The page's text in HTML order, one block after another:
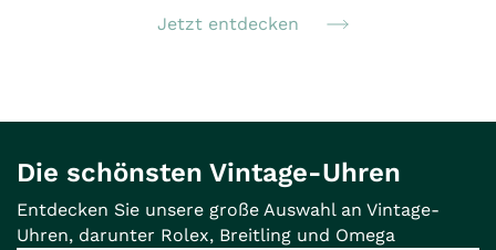
Jetzt entdecken
Die schönsten Vintage-Uhren
Entdecken Sie unsere große Auswahl an Vintage-
Uhren, darunter Rolex, Breitling und Omega